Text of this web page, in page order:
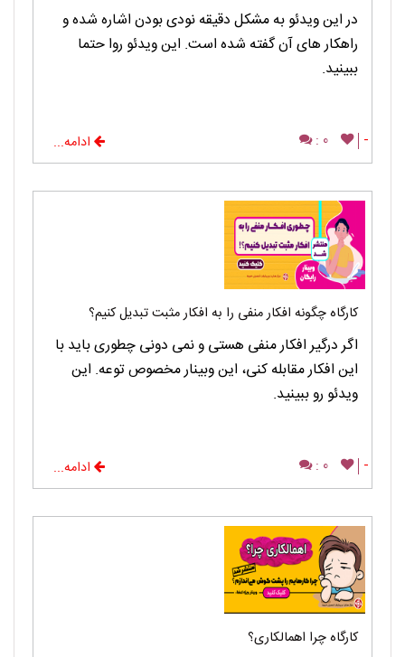
در این ویدئو به مشکل دقیقه نودی بودن اشاره شده و
راهکار های آن گفته شده است. این ویدئو روا حتما
ببینید.
-
0 : ادامه...
کارگاه چگونه افکار منفی را به افکار مثبت تبدیل کنیم؟
اگر درگیر افکار منفی هستی و نمی دونی چطوری باید با
این افکار مقابله کنی، این وبینار مخصوص توعه. این
ویدئو رو ببینید.
-
0 : ادامه...
کارگاه چرا اهمالکاری؟